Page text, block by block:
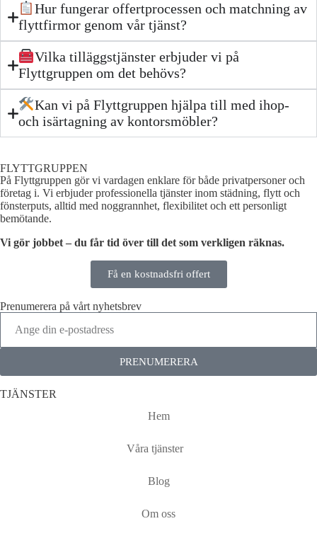
Hur fungerar offertprocessen och matchning av
flyttfirmor genom vår tjänst?
Vilka tilläggstjänster erbjuder vi på
Flyttgruppen om det behövs?
Kan vi på Flyttgruppen hjälpa till med ihop-
och isärtagning av kontorsmöbler?
FLYTTGRUPPEN
På Flyttgruppen gör vi vardagen enklare för både privatpersoner och
företag i. Vi erbjuder professionella tjänster inom städning, flytt och
fönsterputs, alltid med noggrannhet, flexibilitet och ett personligt
bemötande.
Vi gör jobbet – du får tid över till det som verkligen räknas.
Få en kostnadsfri offert
Prenumerera på vårt nyhetsbrev
PRENUMERERA
TJÄNSTER
Hem
Våra tjänster
Blog
Om oss